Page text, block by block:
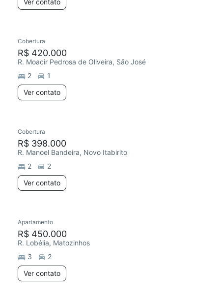
Ver contato
Cobertura
R$ 420.000
R. Moacir Pedrosa de Oliveira, São José
2
1
Ver contato
Cobertura
R$ 398.000
R. Manoel Bandeira, Novo Itabirito
2
2
Ver contato
Apartamento
R$ 450.000
R. Lobélia, Matozinhos
3
2
Ver contato